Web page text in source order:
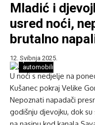
Mladić i
usred noći,
brutalno
12. Svibnja 2025.
parkirani
automobili/ilustracija
U noći s nedjelje na
Kušanec pokraj Velike
Nepoznati napadači
godišnju djevojku, dok